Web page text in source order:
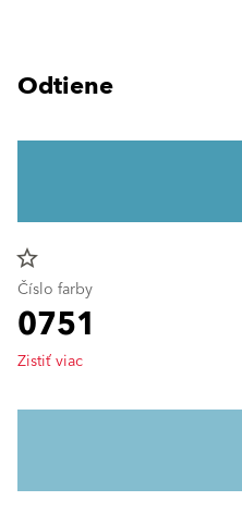
Odtiene
star_border
Číslo farby
0751
Zistiť viac